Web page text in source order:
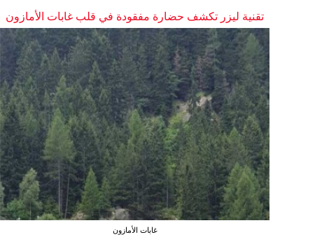
تقنية ليزر تكشف حضارة مفقودة في قلب غابات الأمازون
غابات الأمازون